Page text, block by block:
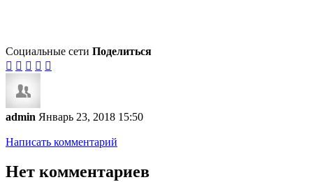
Социальные сети Поделиться
    
admin Январь 23, 2018 15:50
Написать комментарий
Нет комментариев